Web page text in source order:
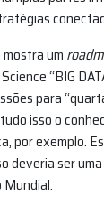
um
“BIG
para
isso o
por exemplo.
deveria ser
Mundial.